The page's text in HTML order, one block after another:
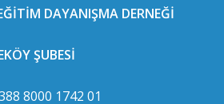
DAYANIŞMA DERNEĞİ
ŞUBESİ
8000 1742 01